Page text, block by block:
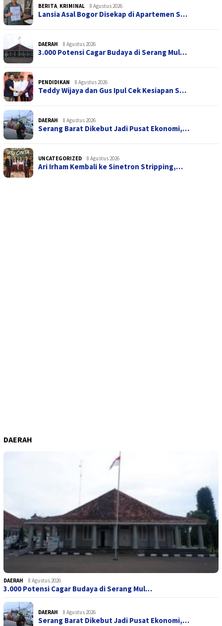
BERITA, KRIMINAL 8 Agustus 2026
Lansia Asal Bogor Disekap di Apartemen S…
DAERAH 8 Agustus 2026
3.000 Potensi Cagar Budaya di Serang Mul…
PENDIDIKAN 8 Agustus 2026
Teddy Wijaya dan Gus Ipul Cek Kesiapan S…
DAERAH 8 Agustus 2026
Serang Barat Dikebut Jadi Pusat Ekonomi,…
UNCATEGORIZED 8 Agustus 2026
Ari Irham Kembali ke Sinetron Stripping,…
DAERAH
DAERAH 8 Agustus 2026
3.000 Potensi Cagar Budaya di Serang Mul…
DAERAH 8 Agustus 2026
Serang Barat Dikebut Jadi Pusat Ekonomi,…